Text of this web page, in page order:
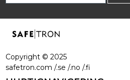
Copyright ©2025
safetron.com /.se /.no /.fi